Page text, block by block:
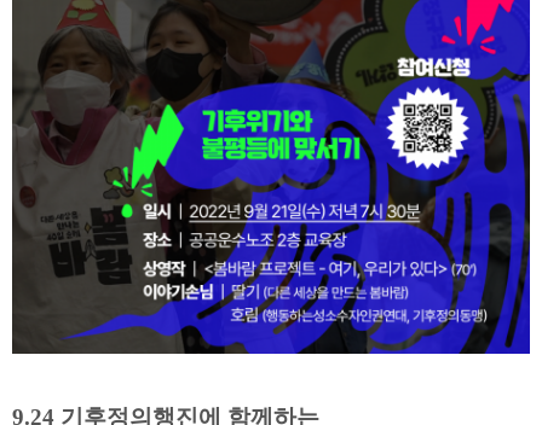
9.24 기후정의행진에 함께하는